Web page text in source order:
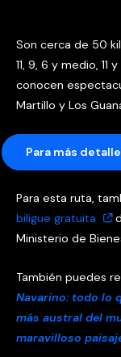
Son cerca de 50
11, 9, 6 y medio,
conocen
Martillo y Los
Para más
Para esta ruta,
biligue gratuita
Ministerio de
También puedes
Navarino: todo lo
más austral del
maravilloso